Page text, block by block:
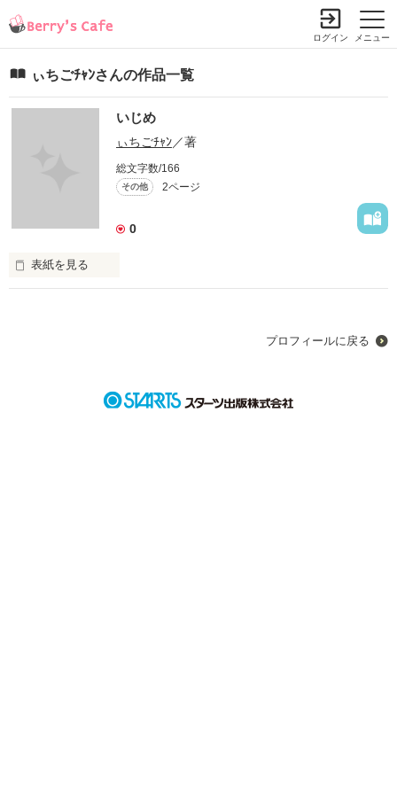
メニュー
ログイン
ぃちごﾁｬﾝさんの作品一覧
いじめ
ぃちごﾁｬﾝ／著
総文字数/166
その他 2ページ
0
表紙を見る
作品を読む
プロフィールに戻る